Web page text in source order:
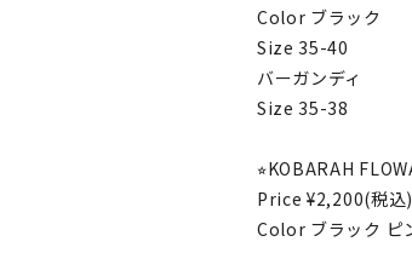
Color ブラック
Size 35-40
バーガンディ
Size 35-38
⭐︎KOBARAH
Price ¥2,200(税込)
Color ブラック ピ